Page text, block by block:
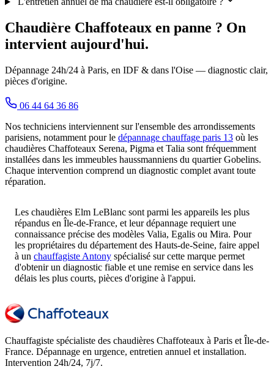
Chaudière Chaffoteaux en panne ? On
intervient aujourd'hui.
Dépannage 24h/24 à Paris, en IDF & dans l'Oise — diagnostic clair,
pièces d'origine.
06 44 64 36 86
Nos techniciens interviennent sur l'ensemble des arrondissements
parisiens, notamment pour le dépannage chauffage paris 13 où les
chaudières Chaffoteaux Serena, Pigma et Talia sont fréquemment
installées dans les immeubles haussmanniens du quartier Gobelins.
Chaque intervention comprend un diagnostic complet avant toute
réparation.
Les chaudières Elm LeBlanc sont parmi les appareils les plus
répandus en Île-de-France, et leur dépannage requiert une
connaissance précise des modèles Valia, Egalis ou Mira. Pour
les propriétaires du département des Hauts-de-Seine, faire appel
à un chauffagiste Antony spécialisé sur cette marque permet
d'obtenir un diagnostic fiable et une remise en service dans les
délais les plus courts, pièces d'origine à l'appui.
Chauffagiste spécialiste des chaudières Chaffoteaux à Paris et Île-de-
France. Dépannage en urgence, entretien annuel et installation.
Intervention 24h/24, 7j/7.